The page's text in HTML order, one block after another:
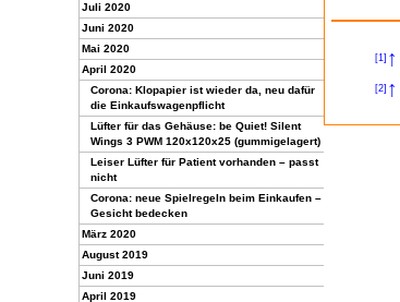
Juli 2020
Juni 2020
Mai 2020
April 2020
Corona: Klopapier ist wieder da, neu dafür
die Einkaufswagenpflicht
Lüfter für das Gehäuse: be Quiet! Silent
Wings 3 PWM 120x120x25 (gummigelagert)
Leiser Lüfter für Patient vorhanden – passt
nicht
Corona: neue Spielregeln beim Einkaufen –
Gesicht bedecken
März 2020
August 2019
Juni 2019
April 2019
[1] ↑
[2] ↑